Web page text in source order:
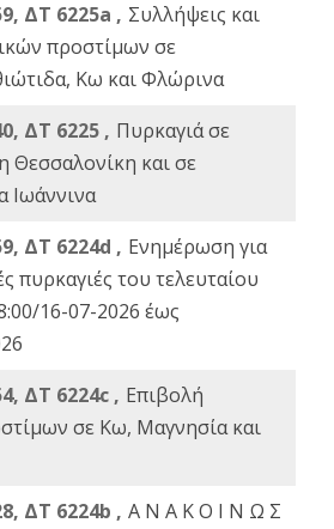
ΔT 6225a , Συλλήψεις και
προστίμων σε
Κω και Φλώρινα
ΔΤ 6225 , Πυρκαγιά σε
Θεσσαλονίκη και σε
Ιωάννινα
ΔΤ 6224d , Ενημέρωση για
πυρκαγιές του τελευταίου
16-07-2026 έως
ΔΤ 6224c , Επιβολή
σε Κω, Μαγνησία και
ΔΤ 6224b , Α Ν Α Κ Ο Ι Ν Ω Σ